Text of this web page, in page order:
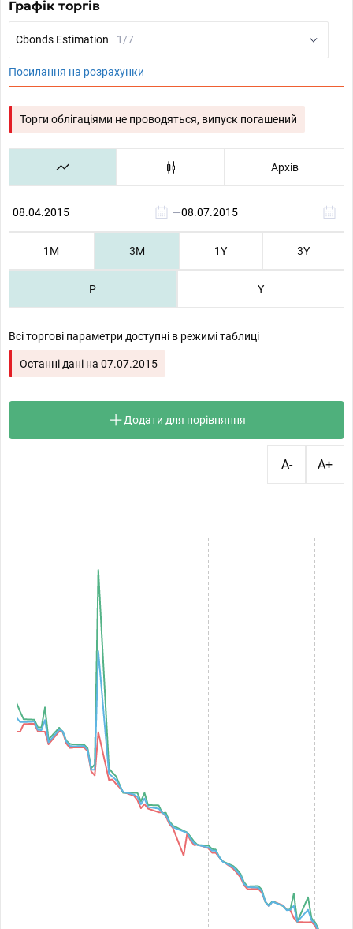
Графік торгів
Cbonds Estimation 1/7
Посилання на розрахунки
Торги облігаціями не проводяться, випуск погашений
Архів
—
1М 3М 1Y 3Y
P Y
Всі торгові параметри доступні в режимі таблиці
Останні дані на 07.07.2015
Додати для порівняння
A- A+